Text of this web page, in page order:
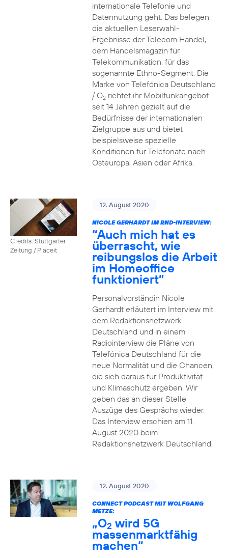
internationale Telefonie und
Datennutzung geht. Das belegen
die aktuellen Leserwahl-
Ergebnisse der Telecom Handel,
dem Handelsmagazin für
Telekommunikation, für das
sogenannte Ethno-Segment. Die
Marke von Telefónica Deutschland
/ O2richtet ihr Mobilfunkangebot
seit 14 Jahren gezielt auf die
Bedürfnisse der internationalen
Zielgruppe aus und bietet
beispielsweise spezielle
Konditionen für Telefonate nach
Osteuropa, Asien oder Afrika.
Credits: Stuttgarter
Zeitung / Placeit
12. August 2020
NICOLE GERHARDT IM RND-INTERVIEW:
“Auch mich hat es
überrascht, wie
reibungslos die Arbeit
im Homeoffice
funktioniert”
Personalvorständin Nicole
Gerhardt erläutert im Interview mit
dem Redaktionsnetzwerk
Deutschland und in einem
Radiointerview die Pläne von
Telefónica Deutschland für die
neue Normalität und die Chancen,
die sich daraus für Produktivität
und Klimaschutz ergeben. Wir
geben das an dieser Stelle
Auszüge des Gesprächs wieder.
Das Interview erschien am 11.
August 2020 beim
Redaktionsnetzwerk Deutschland.
12. August 2020
CONNECT PODCAST MIT WOLFGANG
METZE:
„O2 wird 5G
massenmarktfähig
machen“